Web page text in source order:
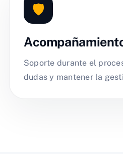
🛡️
Soporte durante el
dudas y mantener la